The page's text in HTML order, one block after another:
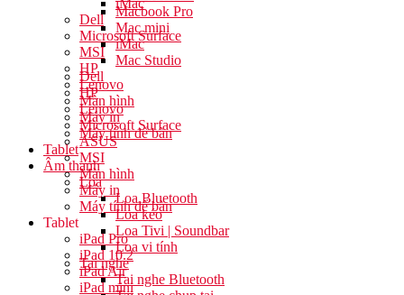
iMac
Dell
Microsoft Surface
MSI
HP
Lenovo
Màn hình
Máy in
Máy tính để bàn
Tablet
Âm thanh
Loa
Loa Bluetooth
Loa kéo
Loa Tivi | Soundbar
Loa vi tính
Tai nghe
Tai nghe Bluetooth
Macbook Pro
Mac mini
iMac
Mac Studio
Dell
HP
Lenovo
Microsoft Surface
ASUS
MSI
Màn hình
Máy in
Máy tính để bàn
Tablet
iPad Pro
iPad 10.2
iPad Air
iPad mini